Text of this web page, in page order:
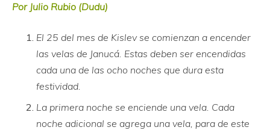
Por Julio Rubio (Dudu)
El 25 del mes de Kislev se comienzan a encender
las velas de Janucá. Estas deben ser encendidas
cada una de las ocho noches que dura esta
festividad.
La primera noche se enciende una vela. Cada
noche adicional se agrega una vela, para de este